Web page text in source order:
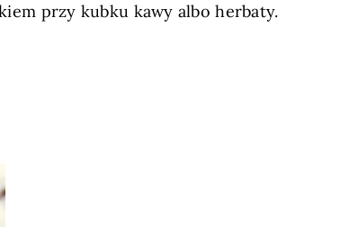
przy kubku kawy albo herbaty.